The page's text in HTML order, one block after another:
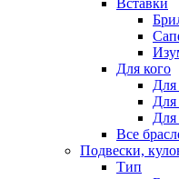
Вставки
Для кого
Все
Подвески,
Тип